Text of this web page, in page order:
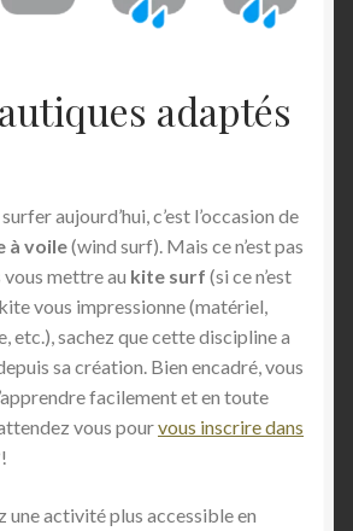
adaptés
aujourd’hui, c’est l’occasion de
à voile(wind surf). Mais ce n’est pas
mettre au kite surf (si ce n’est
vous impressionne (matériel,
etc.), sachez que cette discipline a
sa création. Bien encadré, vous
facilement et en toute
vous pourvous inscrire dans
une activité plus accessible en